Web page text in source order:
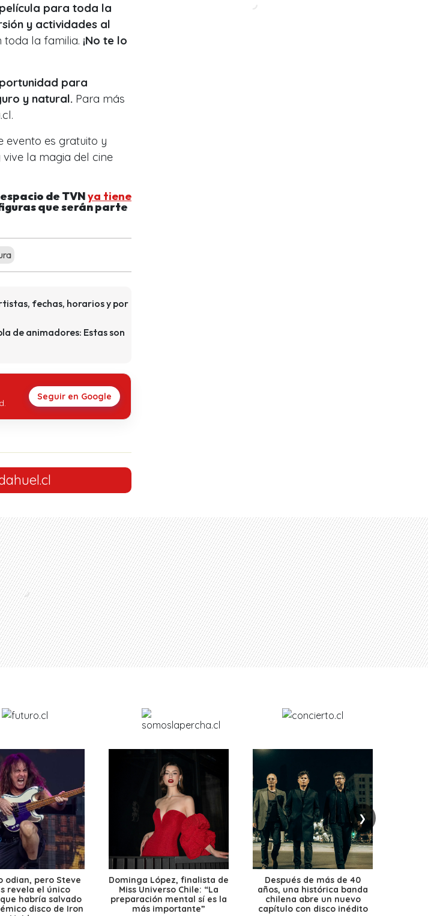
para toda la
y actividades al
toda la familia. ¡No te lo
para
y natural. Para más
evento es gratuito y
la magia del cine
de TVNya tiene
que serán parte
fechas, horarios y por
de animadores: Estas son
Seguir en Google
❯
odian, pero Steve
revela el único
habría salvado
disco de Iron
Dominga López, finalista de
Miss Universo Chile: “La
preparación mental sí es la
más importante”
Después de más de 40
años, una histórica banda
chilena abre un nuevo
capítulo con disco inédito